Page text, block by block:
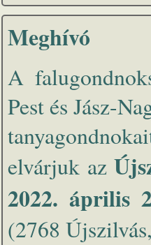
Meghívó
A
Pest és Jász-
elvárjuk az
2022. április
(2768